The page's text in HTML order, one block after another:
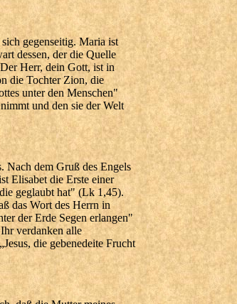
gegenseitig. Maria ist
dessen, der die Quelle
Herr, dein Gott, ist in
die Tochter Zion, die
unter den Menschen"
und den sie der Welt
Nach dem Gruß des Engels
Elisabet die Erste einer
geglaubt hat" (Lk 1,45).
das Wort des Herrn in
der Erde Segen erlangen"
verdanken alle
die gebenedeite Frucht